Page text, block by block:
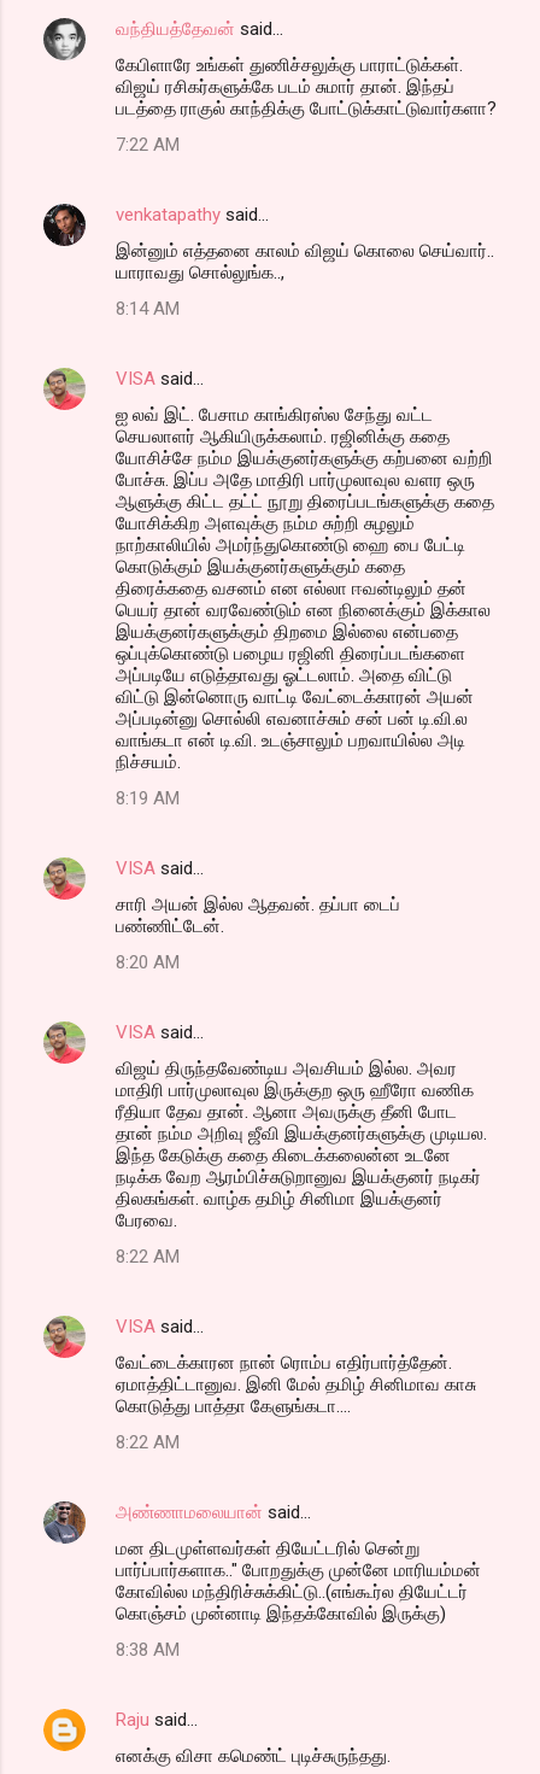
வந்தியத்தேவன் said…
கேபிளாரே உங்கள் துணிச்சலுக்கு பாராட்டுக்கள்.
விஜய் ரசிகர்களுக்கே படம் சுமார் தான். இந்தப்
படத்தை ராகுல் காந்திக்கு போட்டுக்காட்டுவார்களா?
7:22 AM
venkatapathy said…
இன்னும் எத்தனை காலம் விஜய் கொலை செய்வார்..
யாராவது சொல்லுங்க..,
8:14 AM
VISA said…
ஐ லவ் இட். பேசாம காங்கிரஸ்ல சேந்து வட்ட
செயலாளர் ஆகியிருக்கலாம். ரஜினிக்கு கதை
யோசிச்சே நம்ம இயக்குனர்களுக்கு கற்பனை வற்றி
போச்சு. இப்ப அதே மாதிரி பார்முலாவுல வளர ஒரு
ஆளுக்கு கிட்ட தட்ட் நூறு திரைப்படங்களுக்கு கதை
யோசிக்கிற அளவுக்கு நம்ம சுற்றி சுழலும்
நாற்காலியில் அமர்ந்துகொண்டு ஹை பை பேட்டி
கொடுக்கும் இயக்குனர்களுக்கும் கதை
திரைக்கதை வசனம் என எல்லா ஈவன்டிலும் தன்
பெயர் தான் வரவேண்டும் என நினைக்கும் இக்கால
இயக்குனர்களுக்கும் திறமை இல்லை என்பதை
ஒப்புக்கொண்டு பழைய ரஜினி திரைப்படங்களை
அப்படியே எடுத்தாவது ஓட்டலாம். அதை விட்டு
விட்டு இன்னொரு வாட்டி வேட்டைக்காரன் அயன்
அப்படின்னு சொல்லி எவனாச்சும் சன் பன் டி.வி.ல
வாங்கடா என் டி.வி. உடஞ்சாலும் பறவாயில்ல அடி
நிச்சயம்.
8:19 AM
VISA said…
சாரி அயன் இல்ல ஆதவன். தப்பா டைப்
பண்ணிட்டேன்.
8:20 AM
VISA said…
விஜய் திருந்தவேண்டிய அவசியம் இல்ல. அவர
மாதிரி பார்முலாவுல இருக்குற ஒரு ஹீரோ வணிக
ரீதியா தேவ தான். ஆனா அவருக்கு தீனி போட
தான் நம்ம அறிவு ஜீவி இயக்குனர்களுக்கு முடியல.
இந்த கேடுக்கு கதை கிடைக்கலைன்ன உடனே
நடிக்க வேற ஆரம்பிச்சுடுறானுவ இயக்குனர் நடிகர்
திலகங்கள். வாழ்க தமிழ் சினிமா இயக்குனர்
பேரவை.
8:22 AM
VISA said…
வேட்டைக்காரன நான் ரொம்ப எதிர்பார்த்தேன்.
ஏமாத்திட்டானுவ. இனி மேல் தமிழ் சினிமாவ காசு
கொடுத்து பாத்தா கேளுங்கடா....
8:22 AM
அண்ணாமலையான் said…
மன திடமுள்ளவர்கள் தியேட்டரில் சென்று
பார்ப்பார்களாக.." போறதுக்கு முன்னே மாரியம்மன்
கோவில்ல மந்திரிச்சுக்கிட்டு..(எங்கூர்ல தியேட்டர்
கொஞ்சம் முன்னாடி இந்தக்கோவில் இருக்கு)
8:38 AM
Raju said…
எனக்கு விசா கமெண்ட் புடிச்சுருந்தது.